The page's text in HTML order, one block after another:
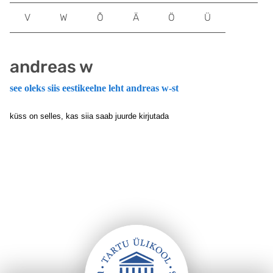
andreas w
see oleks siis eestikeelne leht andreas w-st
küss on selles, kas siia saab juurde kirjutada
V W Õ Ä Ö Ü